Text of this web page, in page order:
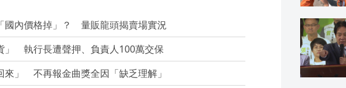
國內價格掉」？ 量販龍頭揭賣場實況
」 執行長遭聲押、負責人100萬交保
來」 不再報金曲獎全因「缺乏理解」